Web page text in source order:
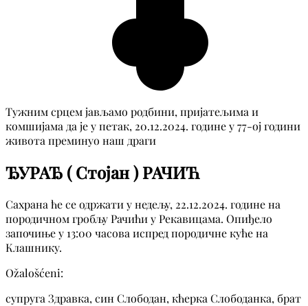
Тужним срцем јављамо родбини, пријатељима и
комшијама да је у петак, 20.12.2024. године у 77-ој години
живота преминуо наш драги
ЂУРАЂ ( Стојан ) РАЧИЋ
Сахрана ће се одржати у недељу, 22.12.2024. године на
породичном гробљу Рачићи у Рекавицама. Опиђело
започиње у 13:00 часова испред породичне куће на
Клашнику.
Ožalošćeni:
супруга Здравка, син Слободан, кћерка Слободанка, брат